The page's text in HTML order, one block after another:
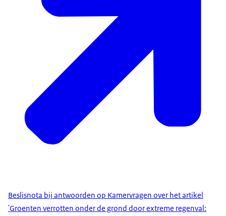
Beslisnota bij antwoorden op Kamervragen over het artikel
'Groenten verrotten onder de grond door extreme regenval: